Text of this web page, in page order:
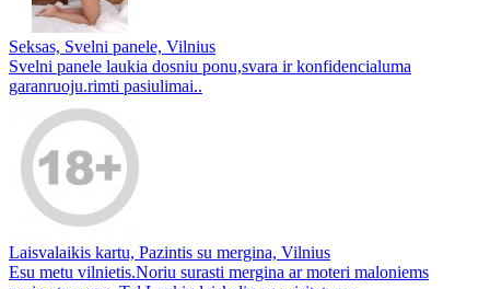
Seksas, Svelni panele, Vilnius
Svelni panele laukia dosniu ponu,svara ir konfidencialuma
garanruoju.rimti pasiulimai..
Laisvalaikis kartu, Pazintis su mergina, Vilnius
Esu metu vilnietis.Noriu surasti mergina ar moteri maloniems